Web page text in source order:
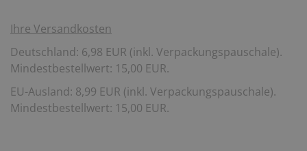
Ihre Versandkosten
Deutschland: 6,98 EUR (inkl. Verpackungspauschale).
Mindestbestellwert: 15,00 EUR.
EU-Ausland: 8,99 EUR (inkl. Verpackungspauschale).
Mindestbestellwert: 15,00 EUR.